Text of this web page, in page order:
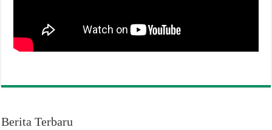
Berita Terbaru